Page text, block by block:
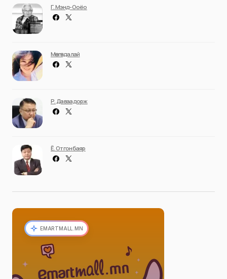
Г. Мэнд-Ооёо
Мөнгөндалай
Р. Даваадорж
Ё. Отгонбаяр
EMARTMALL.MN